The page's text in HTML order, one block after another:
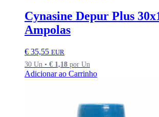
Cynasine Depur Plus
Ampolas
€ 35,55 EUR
30 Un • € 1,18 por Un
Adicionar ao Carrinho